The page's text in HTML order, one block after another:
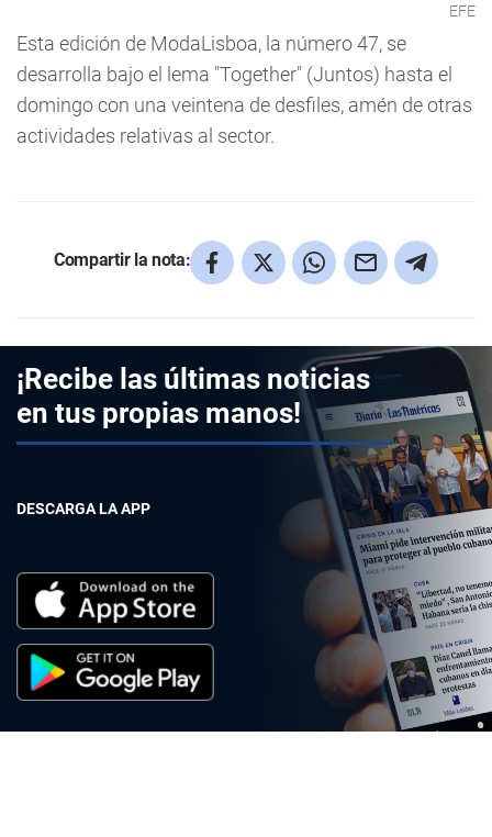
EFE
Esta edición de ModaLisboa, la número 47, se
desarrolla bajo el lema "Together" (Juntos) hasta el
domingo con una veintena de desfiles, amén de otras
actividades relativas al sector.
Compartir la nota:
¡Recibe las últimas noticias
en tus propias manos!
DESCARGA LA APP